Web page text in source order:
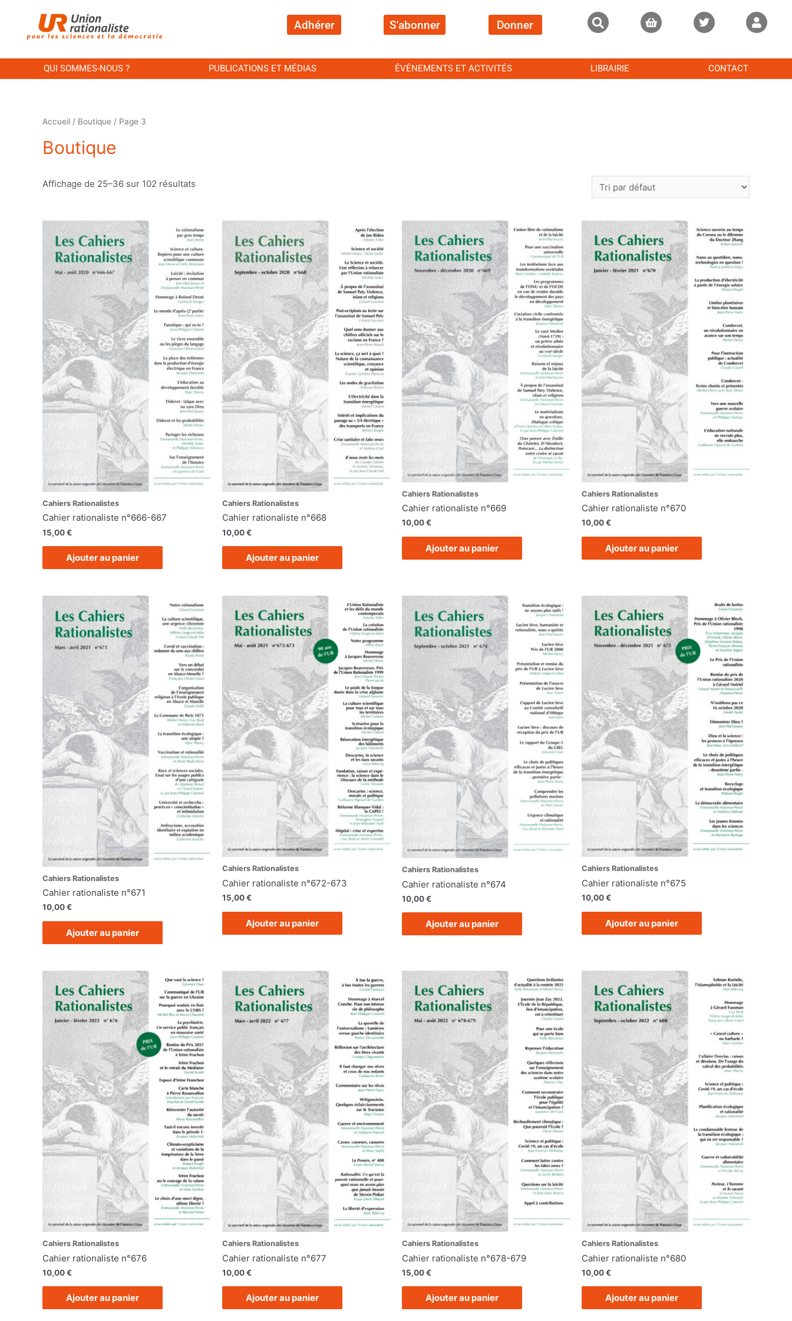
Adhérer S'abonner Donner
QUI SOMMES-NOUS ? PUBLICATIONS ET MÉDIAS ÉVÉNEMENTS ET ACTIVITÉS LIBRAIRIE CONTACT
Accueil / Boutique / Page 3
Boutique
Affichage de 25–36 sur 102 résultats
Cahiers Rationalistes
Cahier rationaliste n°666-667
15,00€
Ajouter au panier
Cahiers Rationalistes
Cahier rationaliste n°668
10,00€
Ajouter au panier
Cahiers Rationalistes
Cahier rationaliste n°669
10,00€
Ajouter au panier
Cahiers Rationalistes
Cahier rationaliste n°670
10,00€
Ajouter au panier
Cahiers Rationalistes
Cahier rationaliste n°671
10,00€
Ajouter au panier
Cahiers Rationalistes
Cahier rationaliste n°672-673
15,00€
Ajouter au panier
Cahiers Rationalistes
Cahier rationaliste n°674
10,00€
Ajouter au panier
Cahiers Rationalistes
Cahier rationaliste n°675
10,00€
Ajouter au panier
Cahiers Rationalistes
Cahier rationaliste n°676
10,00€
Ajouter au panier
Cahiers Rationalistes
Cahier rationaliste n°677
10,00€
Ajouter au panier
Cahiers Rationalistes
Cahier rationaliste n°678-679
15,00€
Ajouter au panier
Cahiers Rationalistes
Cahier rationaliste n°680
10,00€
Ajouter au panier